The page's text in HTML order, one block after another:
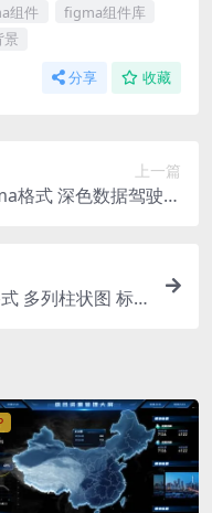
组件
figma组件库
景
分享 收藏
上一篇
格式 深色数据驾驶舱
列柱状图 标